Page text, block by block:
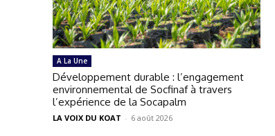
A La Une
Développement durable : l’engagement
environnemental de Socfinaf à travers
l’expérience de la Socapalm
LA VOIX DU KOAT - 6 août 2026